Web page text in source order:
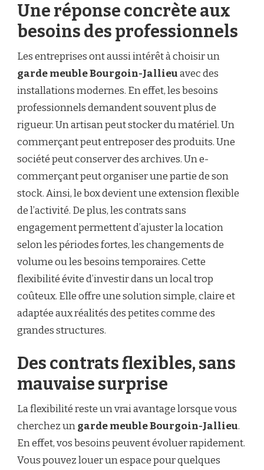
Une réponse concrète aux
besoins des professionnels
Les entreprises ont aussi intérêt à choisir un
garde meuble Bourgoin-Jallieuavec des
installations modernes. En effet, les besoins
professionnels demandent souvent plus de
rigueur. Un artisan peut stocker du matériel. Un
commerçant peut entreposer des produits. Une
société peut conserver des archives. Un e-
commerçant peut organiser une partie de son
stock. Ainsi, le box devient une extension flexible
de l’activité. De plus, les contrats sans
engagement permettent d’ajuster la location
selon les périodes fortes, les changements de
volume ou les besoins temporaires. Cette
flexibilité évite d’investir dans un local trop
coûteux. Elle offre une solution simple, claire et
adaptée aux réalités des petites comme des
grandes structures.
Des contrats flexibles, sans
mauvaise surprise
La flexibilité reste un vrai avantage lorsque vous
cherchez ungarde meuble Bourgoin-Jallieu.
En effet, vos besoins peuvent évoluer rapidement.
Vous pouvez louer un espace pour quelques